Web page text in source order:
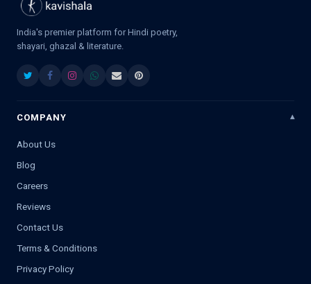
India's premier platform for Hindi poetry,
shayari, ghazal & literature.
COMPANY
About Us
Blog
Careers
Reviews
Contact Us
Terms & Conditions
Privacy Policy